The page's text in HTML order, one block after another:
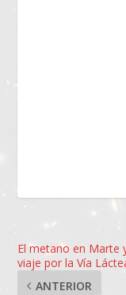
El metano en Marte
viaje por la Vía
ANTERIOR